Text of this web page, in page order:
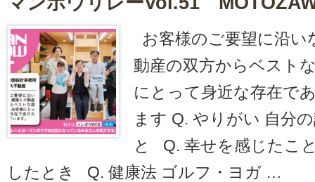
お客様のご要望に沿い
動産の双方からベスト
にとって身近な存在で
ます Q. やりがい 自分
と Q. 幸せを感じたこ
したとき Q. 健康法 ゴルフ・ヨガ …